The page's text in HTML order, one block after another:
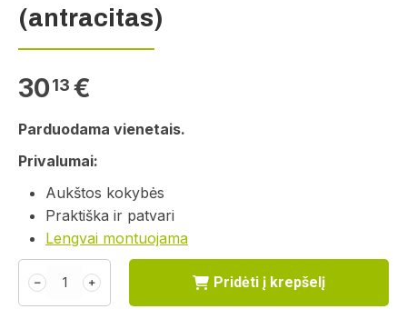
(antracitas)
3013 €
Parduodama vienetais.
Privalumai:
Aukštos kokybės
Praktiška ir patvari
Lengvai montuojama
﹣ ﹢ Pridėti į krepšelį